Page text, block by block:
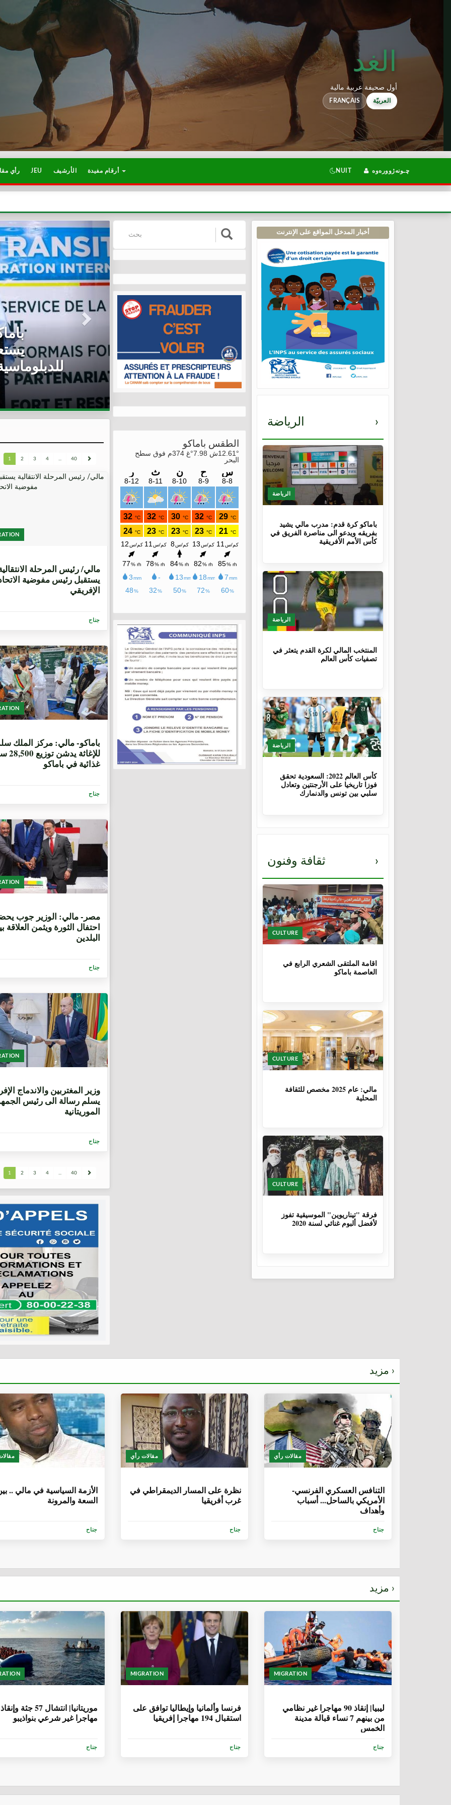
الغد
أول صحيفة عربية مالية
FRANÇAIS العربيّة
رأي JEU الأرشيف NUIT چـونەژوورەوە
1 2 3 4 ... 40
مالي/ رئيس المرحلة
يستقبل رئيس مفوضية
الإفريقي
جناح
باماكو- مالي: مركز الملك
للإغاثة
غذائية في باماكو
جناح
مصر- مالي: الوزير جوب
احتفال الثورة ويثمن العلاقة
البلدين
جناح
وزير المغتربين والاندماج
يسلم رسالة الى رئيس
الموريتانية
جناح
1 2 3 4 ... 40
أخبار المدخل المواقع على الإنترنت
الرياضة ›
الرياضة
باماكو كرة قدم: مدرب مالي يشيد
بفريقه ويدعو الى مناصرة الفريق في
كأس الأمم الأفريقية
الرياضة
المنتخب المالي لكرة القدم يتعثر في
تصفيات كأس العالم
الرياضة
كأس العالم 2022: السعودية تحقق
فوزا تاريخيا على الأرجنتين وتعادل
سلبي بين تونس والدنمارك
ثقافة وفنون ›
CULTURE
اقامة الملتقى الشعري الرابع في
العاصمة باماكو
CULTURE
مالي: عام 2025 مخصص للثقافة
المحلية
CULTURE
فرقة "تيناريوين" الموسيقية تفوز
لأفضل ألبوم غنائي لسنة 2020
مزيد ›
الأزمة السياسية في مالي ..
السعة والمرونة
جناح
مقالات رأي
نظرة على المسار الديمقراطي في
غرب أفريقيا
جناح
مقالات رأي
التنافس العسكري الفرنسي-
الأمريكي بالساحل... أسباب
وأهداف
جناح
مزيد ›
مهاجرا غير شرعي بنواذيبو
جناح
MIGRATION
فرنسا وألمانيا وإيطاليا توافق على
استقبال 194 مهاجرا إفريقيا
جناح
MIGRATION
ليبيا| إنقاذ 90 مهاجرا غير نظامي
من بينهم 7 نساء قبالة مدينة
الخمس
جناح